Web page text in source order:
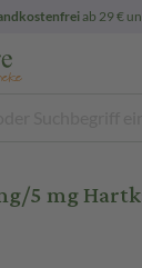
ab 29 €
5 mg